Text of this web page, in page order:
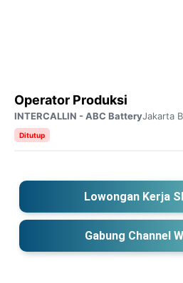
Operator Produksi
INTERCALLIN - ABC BatteryJakarta
Ditutup
Lowongan Kerja
Gabung Channel